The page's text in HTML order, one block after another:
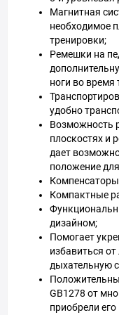
Магнитная
необходимое
тренировки;
Ремешки на
ноги во время
удобно
Возможность
плоскостях и
дает
положение
Компактные
дизайном;
Помогает
избавиться
дыхательную
GB1278 от
приобрели